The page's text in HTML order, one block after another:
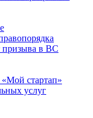
призыва в ВС
стартап»
услуг